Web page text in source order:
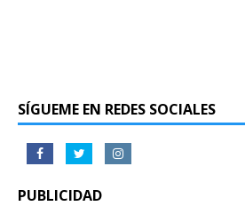
SÍGUEME EN REDES SOCIALES
PUBLICIDAD